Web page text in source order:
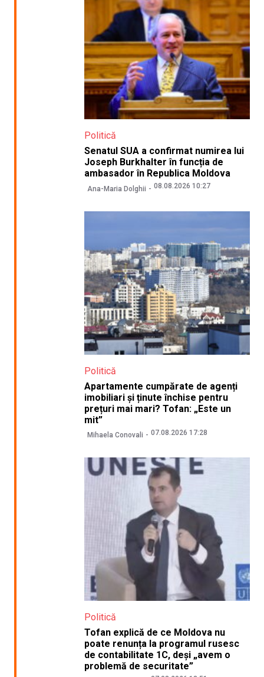
Politică
Senatul SUA a confirmat numirea lui
Joseph Burkhalter în funcția de
ambasador în Republica Moldova
Ana-Maria Dolghii 08.08.2026 10:27
Politică
Apartamente cumpărate de agenți
imobiliari și ținute închise pentru
prețuri mai mari? Tofan: „Este un
mit”
Mihaela Conovali 07.08.2026 17:28
Politică
Tofan explică de ce Moldova nu
poate renunța la programul rusesc
de contabilitate 1C, deși „avem o
problemă de securitate”